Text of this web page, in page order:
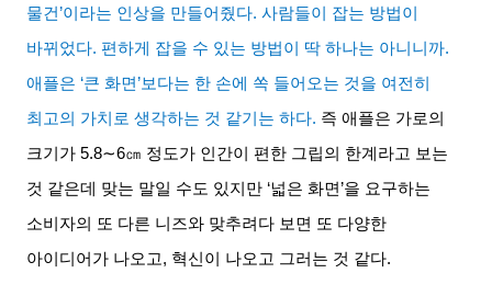
물건 ’이라는 인상을 만들어줬다.사람들이 잡는 방법이
바뀌었다. 편하게 잡을 수 있는 방법이 딱 하나는 아니니까.
애플은 ‘큰 화면 ’보다는 한 손에 쏙 들어오는 것을 여전히
최고의 가치로 생각하는 것 같기는 하다. 즉 애플은 가로의
크기가 5.8∼6㎝ 정도가 인간이 편한 그립의 한계라고 보는
것 같은데 맞는 말일 수도 있지만 ‘넓은 화면 ’을 요구하는
소비자의 또 다른 니즈와 맞추려다 보면 또 다양한
아이디어가 나오고, 혁신이 나오고 그러는 것 같다.